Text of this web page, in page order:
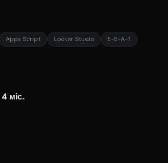
Apps Script Looker Studio E-E-A-T
4 міс..